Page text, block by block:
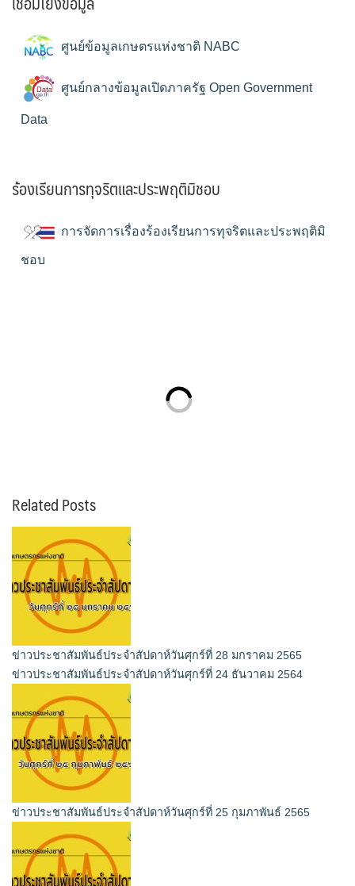
ศูนย์ข้อมูลเกษตรแห่งชาติ NABC
ศูนย์กลางข้อมูลเปิดภาครัฐ Open Government
Data
ร้องเรียนการทุจริตและประพฤติมิชอบ
การจัดการเรื่องร้องเรียนการทุจริตและประพฤติมิ
ชอบ
Related Posts
ข่าวประชาสัมพันธ์ประจำสัปดาห์วันศุกร์ที่ 28 มกราคม 2565
ข่าวประชาสัมพันธ์ประจำสัปดาห์วันศุกร์ที่ 24 ธันวาคม 2564
ข่าวประชาสัมพันธ์ประจำสัปดาห์วันศุกร์ที่ 25 กุมภาพันธ์ 2565